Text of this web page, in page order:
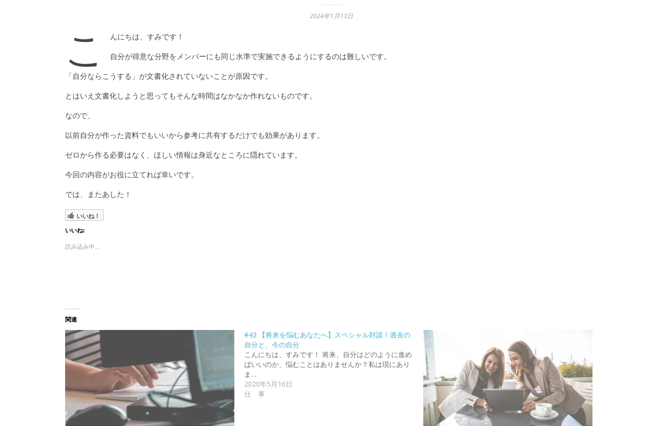
2024年1月13日
こ
んにちは、すみです！
自分が得意な分野をメンバーにも同じ水準で実施できるようにするのは難しいです。
「自分ならこうする」が文書化されていないことが原因です。
とはいえ文書化しようと思ってもそんな時間はなかなか作れないものです。
なので、
以前自分が作った資料でもいいから参考に共有するだけでも効果があります。
ゼロから作る必要はなく、ほしい情報は身近なところに隠れています。
今回の内容がお役に立てれば幸いです。
では、またあした！
いいね！
いいね:
読み込み中...
関連
#43 【将来を悩むあなたへ】スペシャル対談！過去の
自分と、今の自分
こんにちは、すみです！ 将来、自分はどのように進め
ばいいのか、悩むことはありませんか？私は現にあり
ま…
2020年5月16日
仕 事